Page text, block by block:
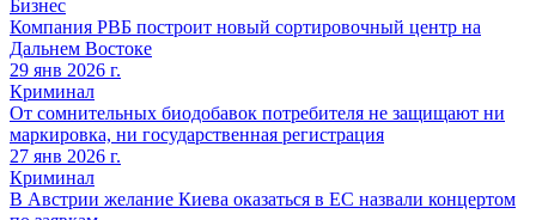
Бизнес
Компания РВБ построит новый сортировочный центр на
Дальнем Востоке
29 янв 2026 г.
Криминал
От сомнительных биодобавок потребителя не защищают ни
маркировка, ни государственная регистрация
27 янв 2026 г.
Криминал
В Австрии желание Киева оказаться в ЕС назвали концертом